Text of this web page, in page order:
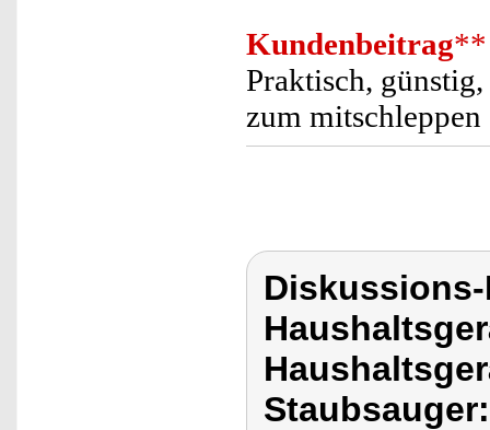
Kundenbeitrag**
Praktisch,
zum mitschleppen
Staubsauger: